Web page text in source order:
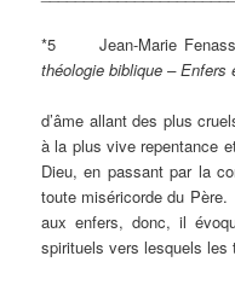
*5 Jean-Marie
théologie biblique – Enfers
d’âme allant des plus
à la plus vive repentance
Dieu, en passant par la
toute miséricorde du
aux enfers, donc, il
spirituels vers lesquels les